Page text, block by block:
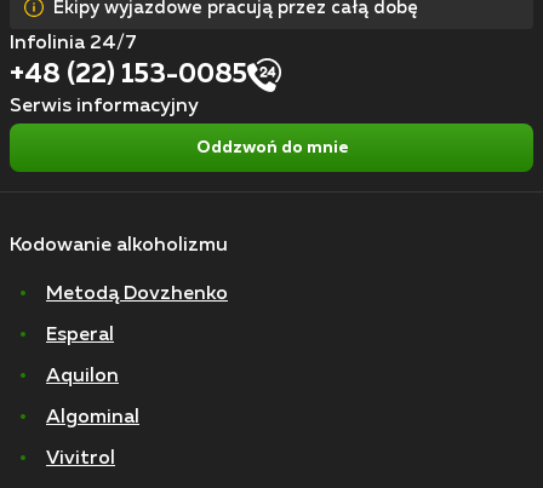
Kodowanie alkoholizmu
Metodą Dovzhenko
Esperal
Aquilon
Algominal
Vivitrol
Ekipy wyjazdowe pracują przez całą dobę
Infolinia 24/7
+48 (22) 153-0085
Serwis informacyjny
Oddzwoń do mnie